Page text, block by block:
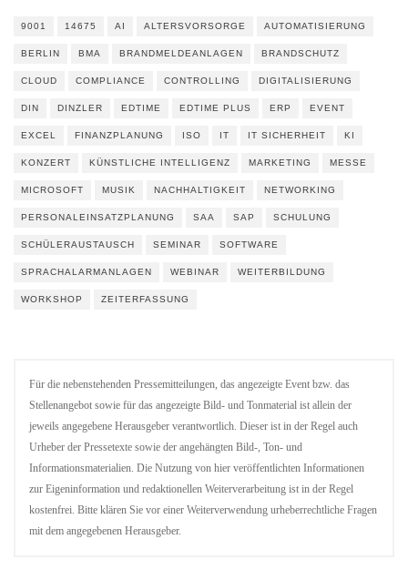
9001 14675 AI ALTERSVORSORGE AUTOMATISIERUNG
BERLIN BMA BRANDMELDEANLAGEN BRANDSCHUTZ
CLOUD COMPLIANCE CONTROLLING DIGITALISIERUNG
DIN DINZLER EDTIME EDTIME PLUS ERP EVENT
EXCEL FINANZPLANUNG ISO IT IT SICHERHEIT KI
KONZERT KÜNSTLICHE INTELLIGENZ MARKETING MESSE
MICROSOFT MUSIK NACHHALTIGKEIT NETWORKING
PERSONALEINSATZPLANUNG SAA SAP SCHULUNG
SCHÜLERAUSTAUSCH SEMINAR SOFTWARE
SPRACHALARMANLAGEN WEBINAR WEITERBILDUNG
WORKSHOP ZEITERFASSUNG
Für die nebenstehenden Pressemitteilungen, das angezeigte Event bzw. das
Stellenangebot sowie für das angezeigte Bild- und Tonmaterial ist allein der
jeweils angegebene Herausgeber verantwortlich. Dieser ist in der Regel auch
Urheber der Pressetexte sowie der angehängten Bild-, Ton- und
Informationsmaterialien. Die Nutzung von hier veröffentlichten Informationen
zur Eigeninformation und redaktionellen Weiterverarbeitung ist in der Regel
kostenfrei. Bitte klären Sie vor einer Weiterverwendung urheberrechtliche Fragen
mit dem angegebenen Herausgeber.